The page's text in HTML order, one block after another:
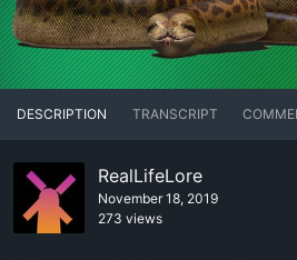
DESCRIPTION TRANSCRIPT
RealLifeLore
November 18, 2019
273 views